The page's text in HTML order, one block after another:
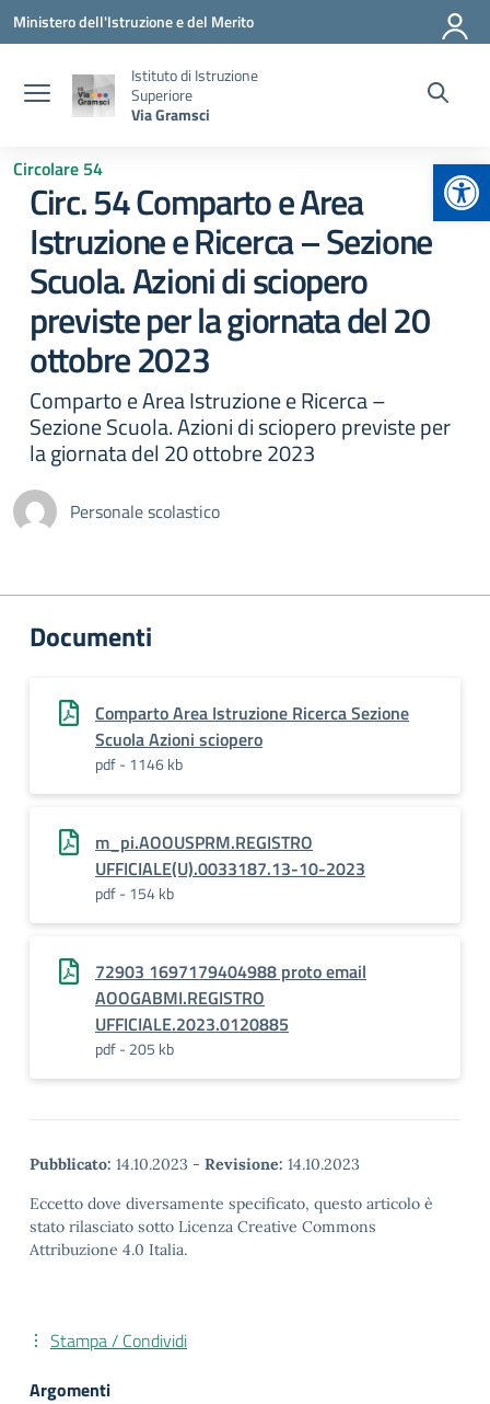
Vai ai contenuti
Vai al menu di navigazione
Vai al footer
Ministero dell'Istruzione e del Merito
Istituto di Istruzione
Superiore
Via Gramsci
Circolare 54
Circ. 54 Comparto e Area
Istruzione e Ricerca – Sezione
Scuola. Azioni di sciopero
previste per la giornata del 20
ottobre 2023
Comparto e Area Istruzione e Ricerca –
Sezione Scuola. Azioni di sciopero previste per
la giornata del 20 ottobre 2023
Personale scolastico
Documenti
Comparto Area Istruzione Ricerca Sezione
Scuola Azioni sciopero
pdf - 1146 kb
m_pi.AOOUSPRM.REGISTRO
UFFICIALE(U).0033187.13-10-2023
pdf - 154 kb
72903 1697179404988 proto email
AOOGABMI.REGISTRO
UFFICIALE.2023.0120885
pdf - 205 kb
Pubblicato: 14.10.2023 - Revisione: 14.10.2023
Eccetto dove diversamente specificato, questo articolo è
stato rilasciato sotto Licenza Creative Commons
Attribuzione 4.0 Italia.
Stampa / Condividi
Argomenti